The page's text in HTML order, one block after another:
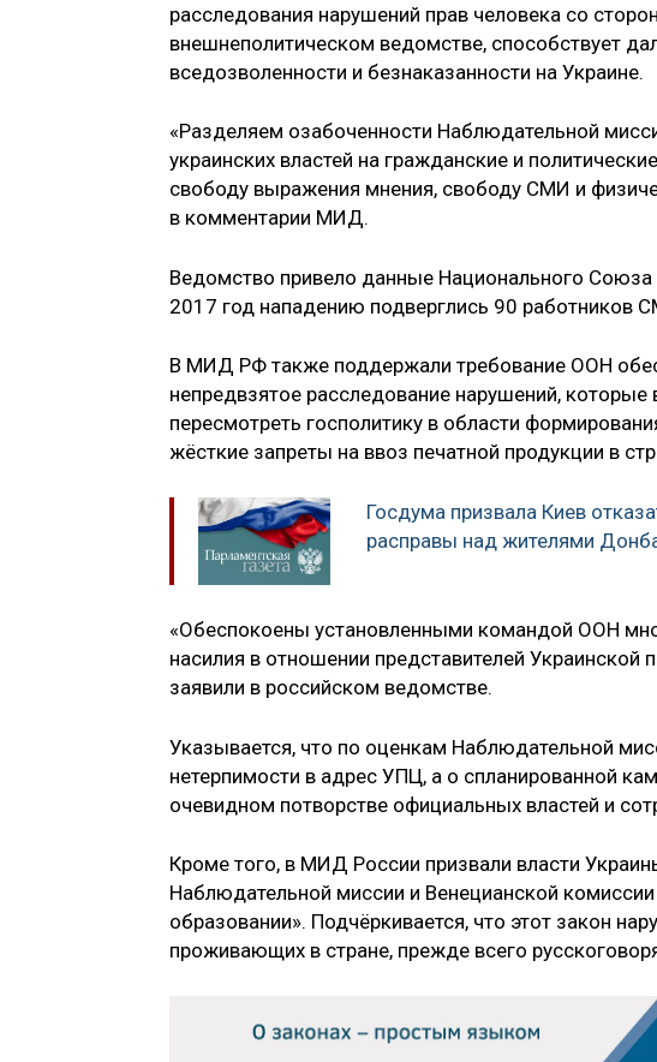
расследования нарушений прав человека со
внешнеполитическом ведомстве, способствует
вседозволенности и безнаказанности на Украине.
«Разделяем озабоченности Наблюдательной
украинских властей на гражданские и
свободу выражения мнения, свободу СМИ и
в комментарии МИД.
Ведомство привело данные Национального
2017 год нападению подверглись 90 работников
В МИД РФ также поддержали требование ООН
непредвзятое расследование нарушений,
пересмотреть госполитику в области
жёсткие запреты на ввоз печатной продукции в
Госдума призвала Киев
расправы над жителями
«Обеспокоены установленными командой ООН
насилия в отношении представителей Украинской
заявили в российском ведомстве.
Указывается, что по оценкам Наблюдательной
нетерпимости в адрес УПЦ, а о спланированной
очевидном потворстве официальных властей и
Кроме того, в МИД России призвали власти
Наблюдательной миссии и Венецианской
образовании». Подчёркивается, что этот закон
проживающих в стране, прежде всего